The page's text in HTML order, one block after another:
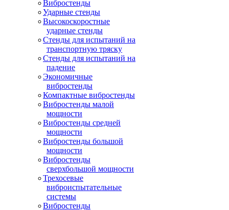
Вибростенды
Ударные стенды
Высокоскоростные
ударные стенды
Стенды для испытаний на
транспортную тряску
Стенды для испытаний на
падение
Экономичные
вибростенды
Компактные вибростенды
Вибростенды малой
мощности
Вибростенды средней
мощности
Вибростенды большой
мощности
Вибростенды
сверхбольшой мощности
Трехосевые
виброиспытательные
системы
Вибростенды